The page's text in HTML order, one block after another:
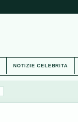
NOTIZIE CELEBRITA